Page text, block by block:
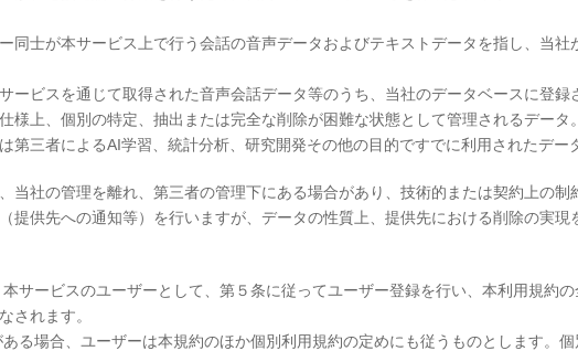
同士が本サービス上で行う会話の音声データおよびテキストデータを指し、当
ビスを通じて取得された音声会話データ等のうち、当社のデータベースに登
上、個別の特定、抽出または完全な削除が困難な状態として管理されるデータ。
三者によるAI学習、統計分析、研究開発その他の目的ですでに利用されたデー
社の管理を離れ、第三者の管理下にある場合があり、技術的または契約上の制
提供先への通知等）を行いますが、データの性質上、提供先における削除の実現
サービスのユーザーとして、第５条に従ってユーザー登録を行い、本利用規約
されます。
る場合、ユーザーは本規約のほか個別利用規約の定めにも従うものとします。